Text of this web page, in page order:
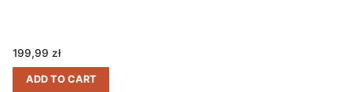
199,99 zł
ADD TO CART